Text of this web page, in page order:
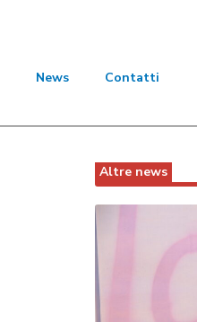
News Contatti
Altre news